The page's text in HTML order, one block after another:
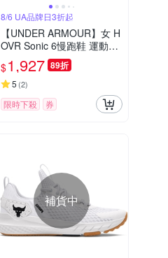
8/6 UA品牌日3折起
【UNDER ARMOUR】女 H
OVR Sonic 6慢跑鞋 運動鞋
3026128-104
$1,927 89折
5 (2)
限時下殺 券
補貨中